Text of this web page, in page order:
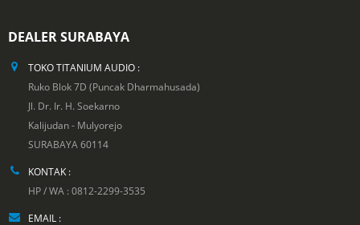
DEALER SURABAYA
TOKO TITANIUM AUDIO :
Ruko Blok 7D (Puncak Dharmahusada)
Jl. Dr. Ir. H. Soekarno
Kalijudan - Mulyorejo
SURABAYA 60114
KONTAK :
HP / WA : 0812-2299-3535
EMAIL :